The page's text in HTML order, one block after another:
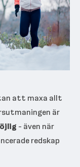
att maxa allt
är
- även när
redskap